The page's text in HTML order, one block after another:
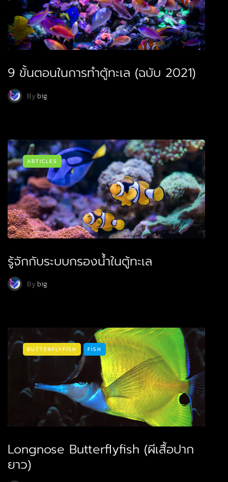
9 ขั้นตอนในการทำตู้ทะเล (ฉบับ 2021)
Bybig
ARTICLES
รู้จักกับระบบกรองน้ำในตู้ทะเล
Bybig
BUTTERFLYFISH FISH
Longnose Butterflyfish (ผีเสื้อปาก
ยาว)